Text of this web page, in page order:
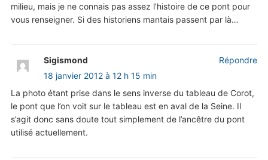
milieu, mais je ne connais pas assez l’histoire de ce pont pour
vous renseigner. Si des historiens mantais passent par là…
Sigismond
18 janvier 2012 à 12 h 15 min
La photo étant prise dans le sens inverse du tableau de Corot,
le pont que l’on voit sur le tableau est en aval de la Seine. Il
s’agit donc sans doute tout simplement de l’ancêtre du pont
utilisé actuellement.
Répondre